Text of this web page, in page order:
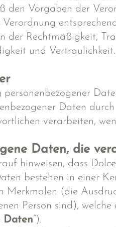
den Vorgaben der
Verordnung
der Rechtmäßigkeit,
und Vertraulichkeit.
Daten
verarbeiten,
Daten, die
hinweisen, dass
bestehen in einer
Merkmalen (die
Person sind),
Daten“).